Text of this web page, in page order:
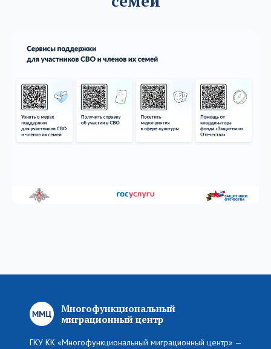
Многофункциональный
миграционный центр
ГКУ КК «Многофункциональный миграционный центр» —